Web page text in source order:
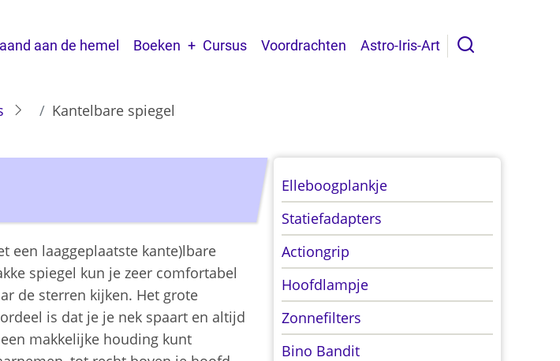
navigation
aan de hemel Boeken Cursus Voordrachten Astro-Iris-Art
Kantelbare spiegel
een laaggeplaatste kante)lbare
spiegel kun je zeer comfortabel
de sterren kijken. Het grote
is dat je je nek spaart en altijd
makkelijke houding kunt
Accessoires
Elleboogplankje
Statiefadapters
Actiongrip
Hoofdlampje
Zonnefilters
Bino Bandit